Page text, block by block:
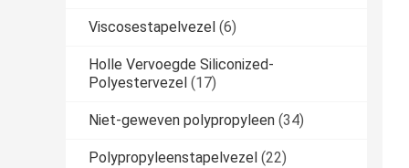
Viscosestapelvezel (6)
Holle Vervoegde Siliconized-
Polyestervezel (17)
Niet-geweven polypropyleen (34)
Polypropyleenstapelvezel (22)